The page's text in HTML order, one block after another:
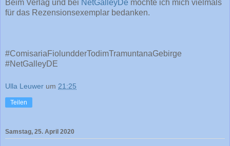
Beim Verlag und bei NetGalleyDe möchte ich mich vielmals
für das Rezensionsexemplar bedanken.
#ComisariaFiolundderTodimTramuntanaGebirge
#NetGalleyDE
Ulla Leuwer um 21:25
Teilen
Samstag, 25. April 2020